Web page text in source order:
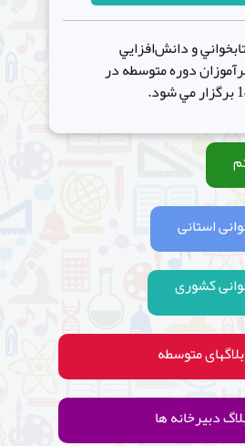
و دانش‌افزايي
دوره متوسطه در
استانی
کشوری
متوسطه
دبیرخانه ها